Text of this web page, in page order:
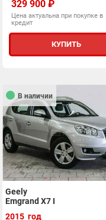
329 900 ₽
Цена актуальна при покупке в
кредит
КУПИТЬ
В наличии
Geely
Emgrand X7 I
2015 год